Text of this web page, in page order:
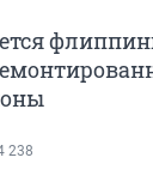
238